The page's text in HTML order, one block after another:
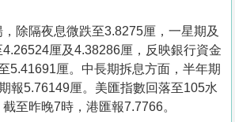
除隔夜息微跌至3.8275厘，一星期及
厘及4.38286厘，反映銀行資金
5.41691厘。中長期拆息方面，半年期
報5.76149厘。美匯指數回落至105水
至昨晚7時，港匯報7.7766。